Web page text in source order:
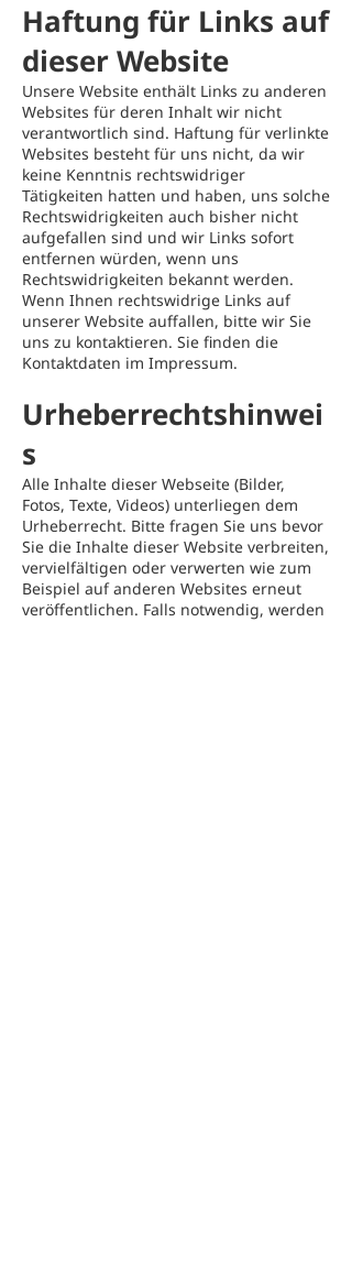
Haftung für Links auf
dieser Website
Unsere Website enthält Links zu anderen
Websites für deren Inhalt wir nicht
verantwortlich sind. Haftung für verlinkte
Websites besteht für uns nicht, da wir
keine Kenntnis rechtswidriger
Tätigkeiten hatten und haben, uns solche
Rechtswidrigkeiten auch bisher nicht
aufgefallen sind und wir Links sofort
entfernen würden, wenn uns
Rechtswidrigkeiten bekannt werden.
Wenn Ihnen rechtswidrige Links auf
unserer Website auffallen, bitte wir Sie
uns zu kontaktieren. Sie finden die
Kontaktdaten im Impressum.
Urheberrechtshinwei
s
Alle Inhalte dieser Webseite (Bilder,
Fotos, Texte, Videos) unterliegen dem
Urheberrecht. Bitte fragen Sie uns bevor
Sie die Inhalte dieser Website verbreiten,
vervielfältigen oder verwerten wie zum
Beispiel auf anderen Websites erneut
veröffentlichen. Falls notwendig, werden